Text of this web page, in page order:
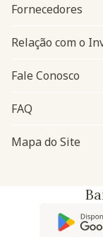
Fornecedores
Relação com o
Fale Conosco
FAQ
Mapa do Site